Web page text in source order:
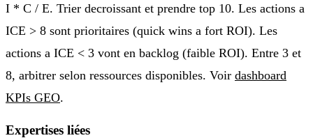
I * C / E. Trier decroissant et prendre top 10. Les actions a
ICE > 8 sont prioritaires (quick wins a fort ROI). Les
actions a ICE < 3 vont en backlog (faible ROI). Entre 3 et
8, arbitrer selon ressources disponibles. Voir dashboard
KPIs GEO.
Expertises liées